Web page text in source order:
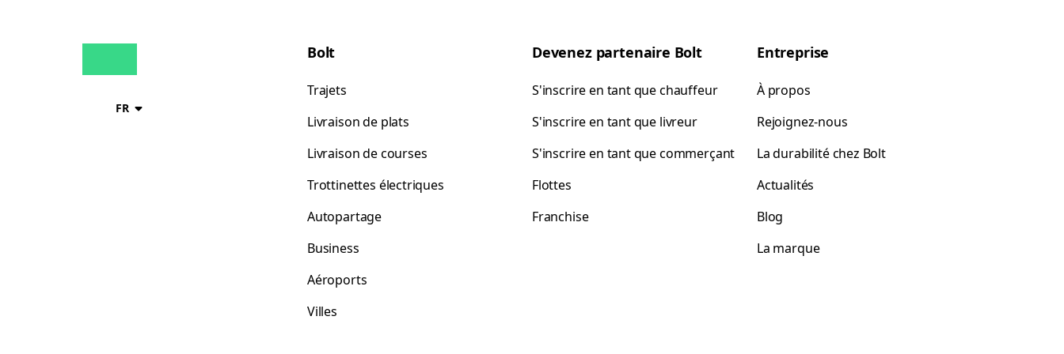
FR
Bolt
Trajets
Livraison de plats
Livraison de courses
Trottinettes électriques
Autopartage
Business
Aéroports
Villes
Devenez partenaire Bolt
S'inscrire en tant que chauffeur
S'inscrire en tant que livreur
S'inscrire en tant que commerçant
Flottes
Franchise
Entreprise
À propos
Rejoignez-nous
La durabilité chez Bolt
Actualités
Blog
La marque